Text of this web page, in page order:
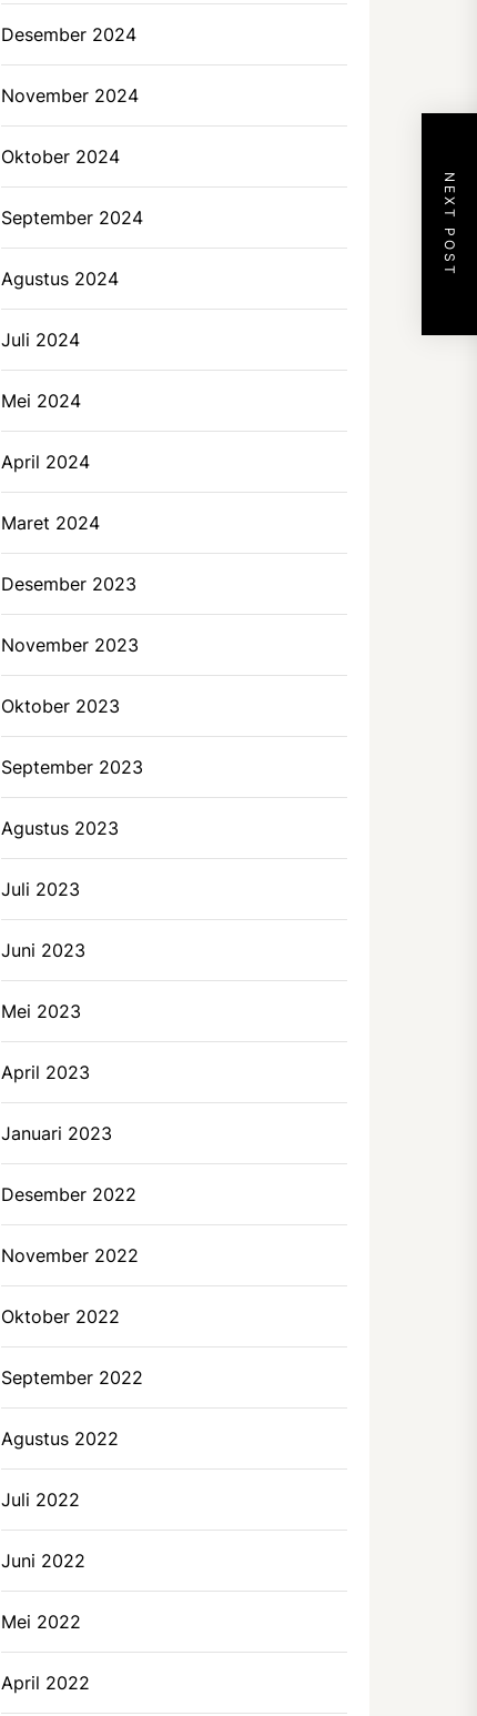
NEXT POST
Desember 2024
November 2024
Oktober 2024
September 2024
Agustus 2024
Juli 2024
Mei 2024
April 2024
Maret 2024
Desember 2023
November 2023
Oktober 2023
September 2023
Agustus 2023
Juli 2023
Juni 2023
Mei 2023
April 2023
Januari 2023
Desember 2022
November 2022
Oktober 2022
September 2022
Agustus 2022
Juli 2022
Juni 2022
Mei 2022
April 2022